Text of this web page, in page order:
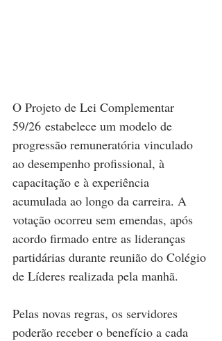
O Projeto de Lei Complementar
59/26 estabelece um modelo de
progressão remuneratória vinculado
ao desempenho profissional, à
capacitação e à experiência
acumulada ao longo da carreira. A
votação ocorreu sem emendas, após
acordo firmado entre as lideranças
partidárias durante reunião do Colégio
de Líderes realizada pela manhã.
Pelas novas regras, os servidores
poderão receber o benefício a cada